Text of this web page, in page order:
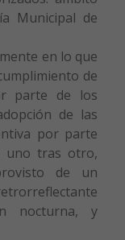
Municipal de
en lo que
de
parte de los
de las
por parte
uno tras otro,
de un
nocturna, y